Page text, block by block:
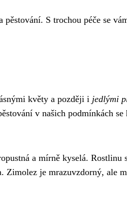
S trochou péče se
květy a později i jedlými
v našich podmínkách se
a mírně kyselá. Rostlinu
Zimolez je mrazuvzdorný, ale